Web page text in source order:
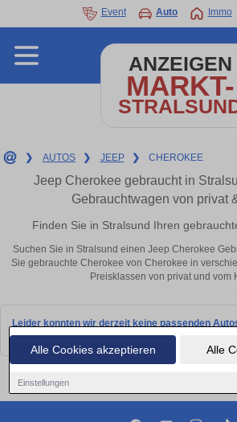
Alle Cookies akzeptieren Alle
Einstellungen
Event Auto Immo
ANZEIGEN
MARKT-
❯ AUTOS ❯ JEEP ❯ CHEROKEE
Jeep Cherokee gebraucht in
Gebrauchtwagen von privat
Finden Sie in Stralsund Ihren
Suchen Sie in Stralsund einen Jeep Cherokee
Sie gebrauchte Cherokee von Cherokee in
Preisklassen von privat und vom
Leider konnten wir derzeit keine passenden
bald wieder vorbei!